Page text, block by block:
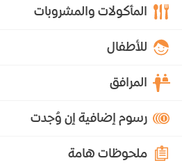
المأكولات والمشروبات
للأطفال
المرافق
رسوم إضافية إن وُجدت
ملحوظات هامة